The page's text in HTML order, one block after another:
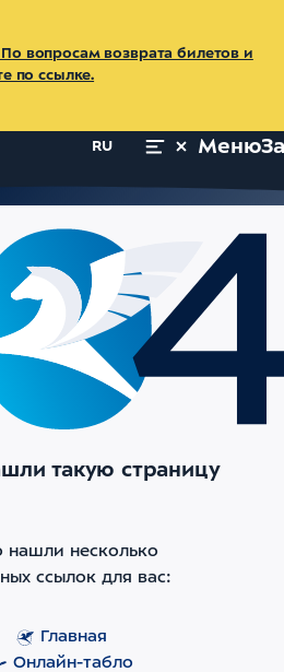
вопросам возврата билетов и
по ссылке.
RU Меню
такую страницу
нашли несколько
ссылок для вас:
Главная
Онлайн-табло